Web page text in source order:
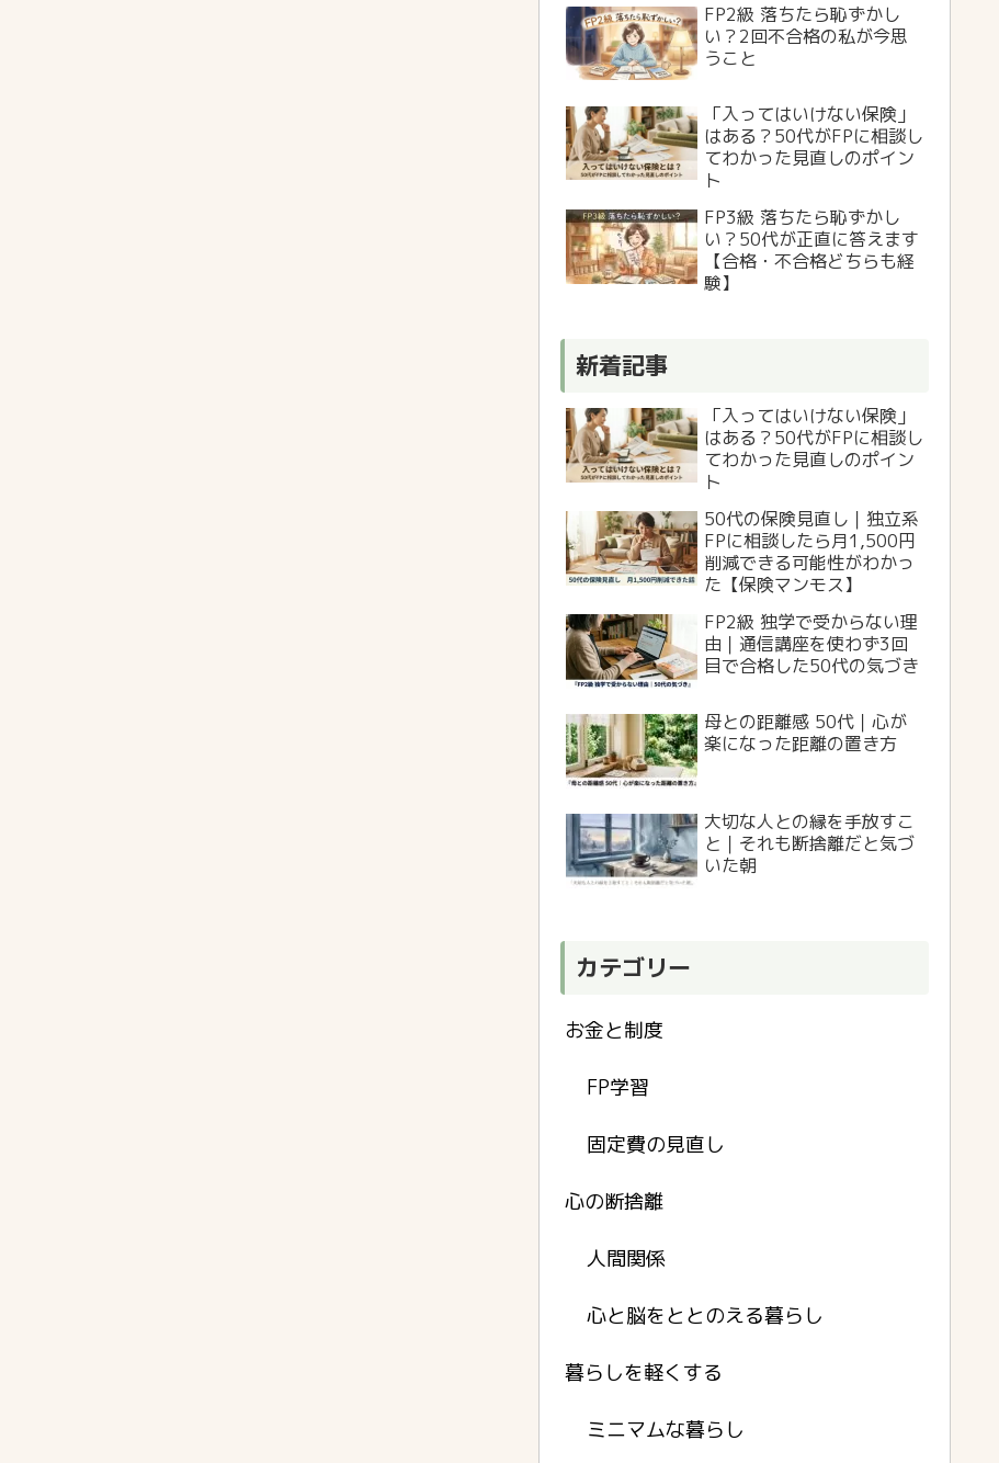
FP2級 落ちたら恥ずかし
い？2回不合格の私が今思
うこと
「入ってはいけない保険」
はある？50代がFPに相談し
てわかった見直しのポイン
ト
FP3級 落ちたら恥ずかし
い？50代が正直に答えます
【合格・不合格どちらも経
験】
新着記事
「入ってはいけない保険」
はある？50代がFPに相談し
てわかった見直しのポイン
ト
50代の保険見直し｜独立系
FPに相談したら月1,500円
削減できる可能性がわかっ
た【保険マンモス】
FP2級 独学で受からない理
由｜通信講座を使わず3回
目で合格した50代の気づき
母との距離感 50代｜心が
楽になった距離の置き方
大切な人との縁を手放すこ
と｜それも断捨離だと気づ
いた朝
カテゴリー
お金と制度
FP学習
固定費の見直し
心の断捨離
人間関係
心と脳をととのえる暮らし
暮らしを軽くする
ミニマムな暮らし